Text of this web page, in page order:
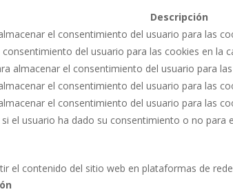
Descripción
el consentimiento del usuario para las
del usuario para las cookies en la
almacenar el consentimiento del usuario para
el consentimiento del usuario para las
el consentimiento del usuario para las
el usuario ha dado su consentimiento o no
el contenido del sitio web en plataformas de